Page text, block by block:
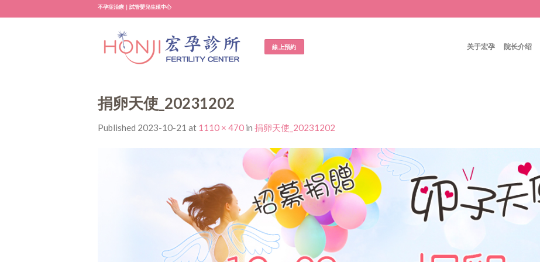
to
不孕症治療｜試管嬰兒生殖中心
線上預約 关于宏孕 院长介绍
捐卵天使_20231202
Published 2023-10-21 at 1110 × 470 in 捐卵天使_20231202